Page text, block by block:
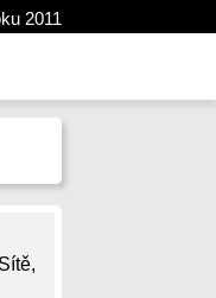
2011
Sítě,